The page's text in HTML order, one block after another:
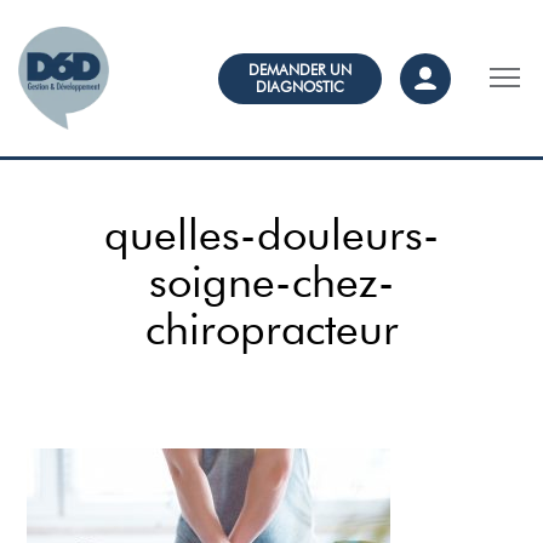
DEMANDER UN
DIAGNOSTIC
quelles-douleurs-
soigne-chez-
chiropracteur